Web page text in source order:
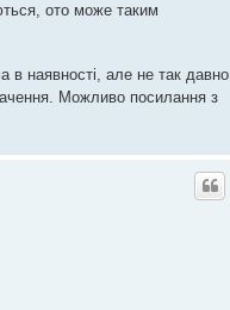
ото може таким
в наявності, але не так давно
Можливо посилання з